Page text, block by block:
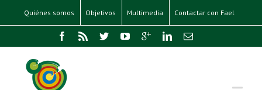
Quiénes somos Objetivos Multimedia Contactar con Fael